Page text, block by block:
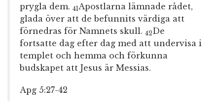
prygla dem. 41Apostlarna lämnade rådet,
glada över att de befunnits värdiga att
förnedras för Namnets skull. 42De
fortsatte dag efter dag med att undervisa i
templet och hemma och förkunna
budskapet att Jesus är Messias.
Apg 5:27-42